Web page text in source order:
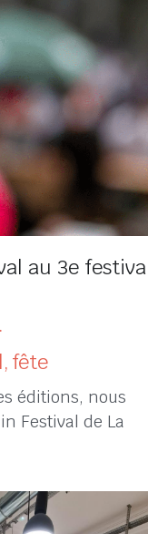
au 3e festival
Festival de La